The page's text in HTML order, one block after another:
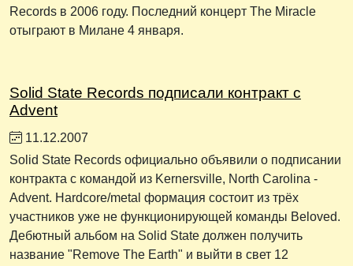
Records в 2006 году. Последний концерт The Miracle
отыграют в Милане 4 января.
Solid State Records подписали контракт с
Advent
11.12.2007
Solid State Records официально объявили о подписании
контракта с командой из Kernersville, North Carolina -
Advent. Нardcore/metal формация состоит из трёх
участников уже не функционирующей команды Beloved.
Дебютный альбом на Solid State должен получить
название "Remove The Earth" и выйти в свет 12